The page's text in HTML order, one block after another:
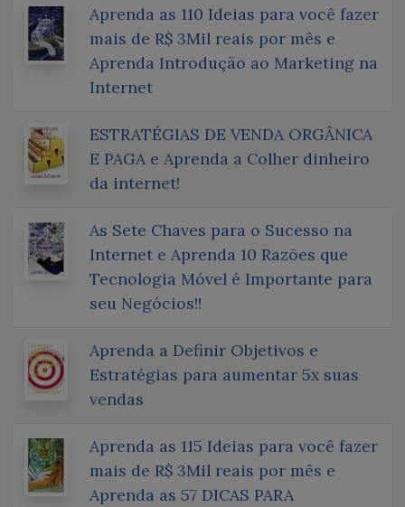
Aprenda as 110 Ideias para você fazer
mais de R$ 3Mil reais por mês e
Aprenda Introdução ao Marketing na
Internet
ESTRATÉGIAS DE VENDA ORGÂNICA
E PAGA e Aprenda a Colher dinheiro
da internet!
As Sete Chaves para o Sucesso na
Internet e Aprenda 10 Razões que
Tecnologia Móvel é Importante para
seu Negócios!!
Aprenda a Definir Objetivos e
Estratégias para aumentar 5x suas
vendas
Aprenda as 115 Ideias para você fazer
mais de R$ 3Mil reais por mês e
Aprenda as 57 DICAS PARA